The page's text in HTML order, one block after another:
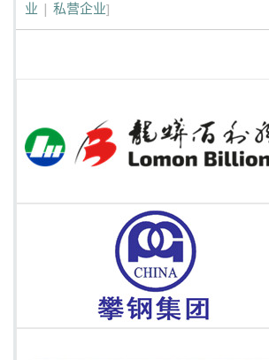
业 | 私营企业]